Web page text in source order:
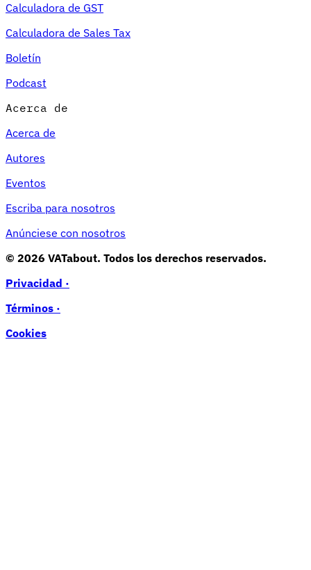
Calculadora de GST
Calculadora de Sales Tax
Boletín
Podcast
Acerca de
Acerca de
Autores
Eventos
Escriba para nosotros
Anúnciese con nosotros
© 2026 VATabout. Todos los derechos reservados.
Privacidad ·
Términos ·
Cookies